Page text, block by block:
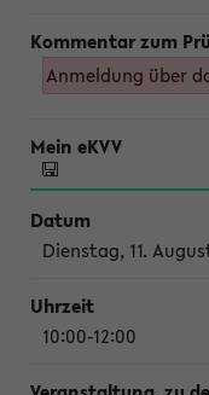
Anmeldung über
Dienstag, 11.
10:00-12:00